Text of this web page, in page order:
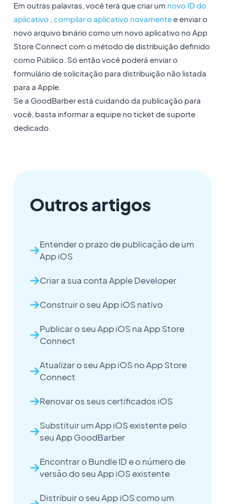
Em outras palavras, você terá que criar um novo ID do
aplicativo compilar o aplicativo novamentee enviar o
novo arquivo binário como um novo aplicativo no App
Store Connect com o método de distribuição definido
como Público. Só então você poderá enviar o
formulário de solicitação para distribuição não listada
para a Apple.
Se a GoodBarber está cuidando da publicação para
você, basta informar a equipe no ticket de suporte
dedicado.
Outros artigos
Entender o prazo de publicação de um
App iOS
Criar a sua conta Apple Developer
Construir o seu App iOS nativo
Publicar o seu App iOS na App Store
Connect
Atualizar o seu App iOS no App Store
Connect
Renovar os seus certificados iOS
Substituir um App iOS existente pelo
seu App GoodBarber
Encontrar o Bundle ID e o número de
versão do seu App iOS existente
Distribuir o seu App iOS como um